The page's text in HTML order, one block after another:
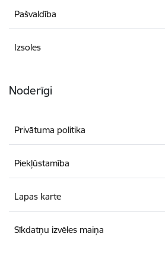
Pašvaldība
Izsoles
Noderīgi
Privātuma politika
Piekļūstamība
Lapas karte
Sīkdatņu izvēles maiņa